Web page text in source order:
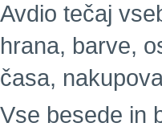
Avdio tečaj
hrana, barve,
časa,
Vse besede in